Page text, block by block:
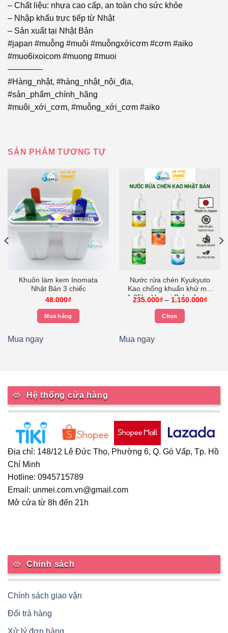
– Chất liệu: nhựa cao cấp, an toàn cho sức khỏe
– Nhập khẩu trực tiếp từ Nhật
– Sản xuất tại Nhật Bản
#japan #muỗng #muôi #muỗngxớicơm #cơm #aiko
#muo6ixoicom #muong #muoi
————-
#Hàng_nhật, #hàng_nhật_nội_địa,
#sản_phẩm_chính_hãng
#muôi_xới_cơm, #muỗng_xới_cơm #aiko
SẢN PHẨM TƯƠNG TỰ
Khuôn làm kem Inomata
Nhật Bản 3 chiếc
48.000₫
Mua hàng
Mua ngay
Nước rửa chén Kyukyuto
Kao chống khuẩn khử mùi
1.25l – Unmei Baby Japan
235.000₫ – 1.150.000₫
Chọn
tùy
có
được
Mua ngay
Hệ thống cửa hàng
Địa chỉ: 148/12 Lê Đức Thọ, Phường 6, Q. Gò Vấp, Tp. Hồ
Chí Minh
Hotline: 0945715789
Email: unmei.com.vn@gmail.com
Mở cửa từ 8h đến 21h
Chính sách
Chính sách giao vận
Đổi trả hàng
Xử lý đơn hàng